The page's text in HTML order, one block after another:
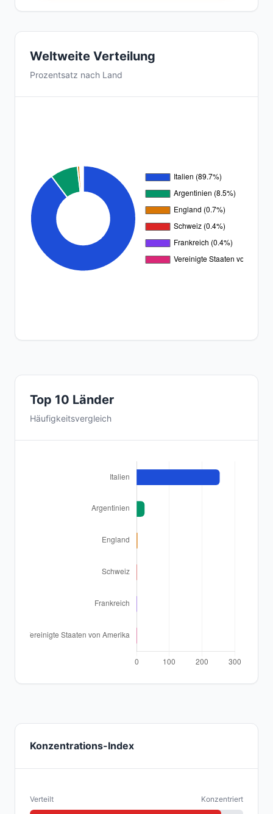
Weltweite Verteilung
Prozentsatz nach Land
Top 10 Länder
Häufigkeitsvergleich
Konzentrations-Index
Verteilt Konzentriert